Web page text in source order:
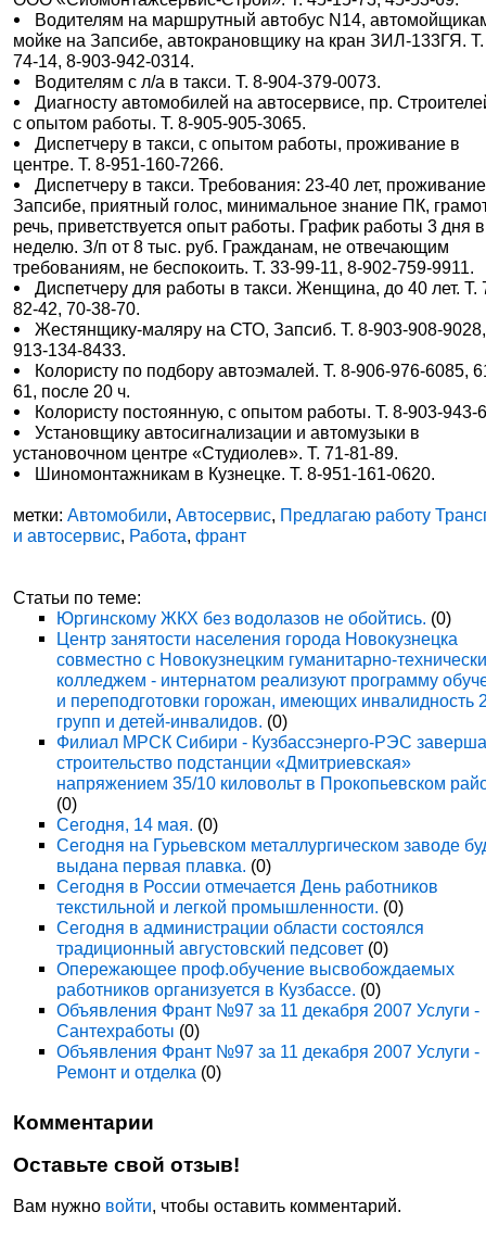
Водителям на маршрутный автобус N14,
мойке на Запсибе, автокрановщику на кран ЗИЛ-133ГЯ.
74-14, 8-903-942-0314.
Водителям с л/а в такси. Т. 8-904-379-0073.
Диагносту автомобилей на автосервисе, пр.
с опытом работы. Т. 8-905-905-3065.
Диспетчеру в такси, с опытом работы, проживание в
центре. Т. 8-951-160-7266.
Диспетчеру в такси. Требования: 23-40 лет,
Запсибе, приятный голос, минимальное знание ПК,
речь, приветствуется опыт работы. График работы 3 дня в
неделю. З/п от 8 тыс. руб. Гражданам, не отвечающим
требованиям, не беспокоить. Т. 33-99-11, 8-902-759-9911.
Диспетчеру для работы в такси. Женщина, до 40 лет. Т.
82-42, 70-38-70.
Жестянщику-маляру на СТО, Запсиб. Т. 8-903-908-
913-134-8433.
Колористу по подбору автоэмалей. Т. 8-906-976-6085,
61, после 20 ч.
Колористу постоянную, с опытом работы. Т. 8-903-943-
Установщику автосигнализации и автомузыки в
установочном центре «Студиолев». Т. 71-81-89.
Шиномонтажникам в Кузнецке. Т. 8-951-161-0620.
метки:Автомобили,Автосервис, Предлагаю работу
и автосервис, Работа,франт
Статьи по теме:
Юргинскому ЖКХ без водолазов не обойтись. (0)
Центр занятости населения города Новокузнецка
совместно с Новокузнецким гуманитарно-
колледжем - интернатом реализуют программу
и переподготовки горожан, имеющих инвалидность
групп и детей-инвалидов. (0)
Филиал МРСК Сибири - Кузбассэнерго-РЭС
строительство подстанции «Дмитриевская»
напряжением 35/10 киловольт в Прокопьевском
(0)
Сегодня, 14 мая. (0)
Сегодня на Гурьевском металлургическом заводе
выдана первая плавка. (0)
Сегодня в России отмечается День работников
текстильной и легкой промышленности. (0)
Сегодня в администрации области состоялся
традиционный августовский педсовет (0)
Опережающее проф.обучение высвобождаемых
работников организуется в Кузбассе. (0)
Объявления Франт №97 за 11 декабря 2007 Услуги -
Сантехработы (0)
Объявления Франт №97 за 11 декабря 2007 Услуги -
Ремонт и отделка (0)
Комментарии
Оставьте свой отзыв!
Вам нужно войти, чтобы оставить комментарий.